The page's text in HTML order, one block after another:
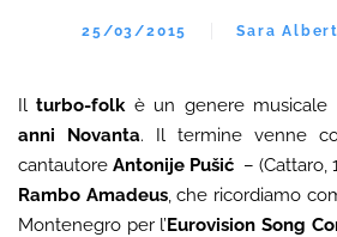
25/03/2015 Sara
Ilturbo-folkè un genere musicale
anni Novanta. Il termine venne
cantautore Antonije Pušić – (Cattaro,
Rambo Amadeus, che ricordiamo
Montenegro per l’Eurovision Song